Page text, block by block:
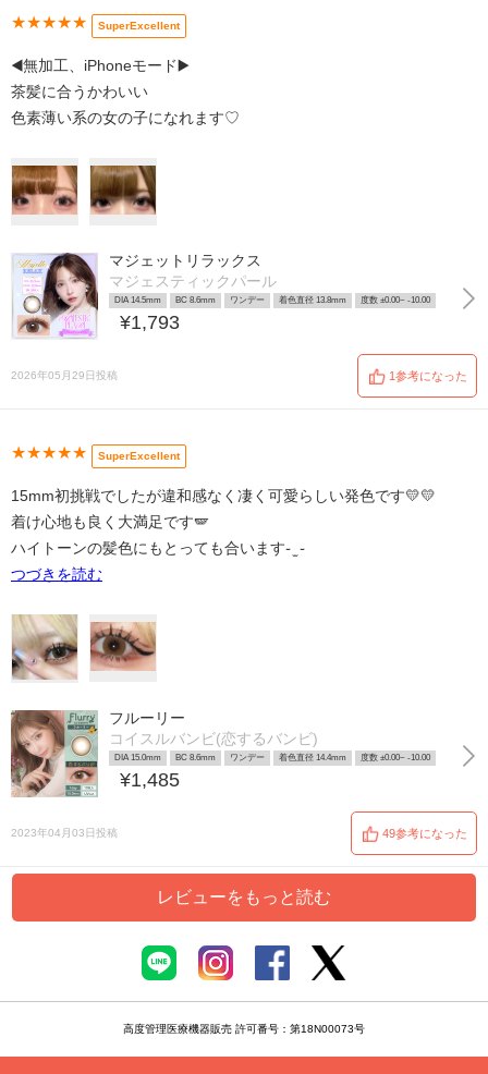
★★★★★ SuperExcellent
◀️無加工、iPhoneモード▶️
茶髪に合うかわいい
色素薄い系の女の子になれます♡
マジェットリラックス
マジェスティックパール
DIA 14.5mm BC 8.6mm ワンデー 着色直径 13.8mm 度数 ±0.00~ -10.00
¥1,793
2026年05月29日投稿 1参考になった
★★★★★ SuperExcellent
15mm初挑戦でしたが違和感なく凄く可愛らしい発色です💛💛
着け心地も良く大満足です🪽
ハイトーンの髪色にもとっても合います֊ ̫ ֊
つづきを読む
フルーリー
コイスルバンビ(恋するバンビ)
DIA 15.0mm BC 8.6mm ワンデー 着色直径 14.4mm 度数 ±0.00~ -10.00
¥1,485
2023年04月03日投稿 49参考になった
レビューをもっと読む
高度管理医療機器販売 許可番号：第18N00073号